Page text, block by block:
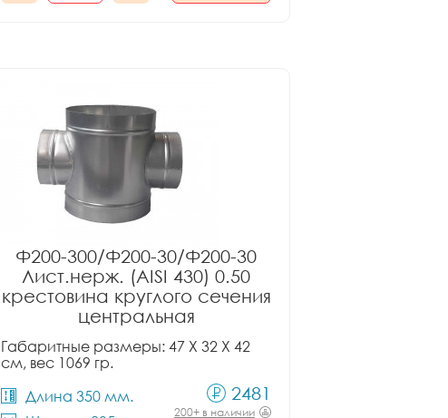
Ф200-300/Ф200-30/Ф200-30
Лист.нерж. (AISI 430) 0.50
крестовина круглого сечения
центральная
Габаритные размеры: 47 X 32 X 42
см, вес 1069 гр.
Длина 350 мм.
2481
200+ в наличии